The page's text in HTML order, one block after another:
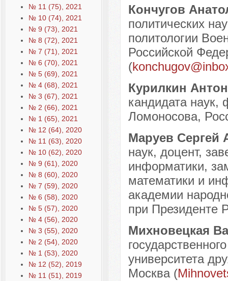
№ 11 (75), 2021
№ 10 (74), 2021
№ 9 (73), 2021
№ 8 (72), 2021
№ 7 (71), 2021
№ 6 (70), 2021
№ 5 (69), 2021
№ 4 (68), 2021
№ 3 (67), 2021
№ 2 (66), 2021
№ 1 (65), 2021
№ 12 (64), 2020
№ 11 (63), 2020
№ 10 (62), 2020
№ 9 (61), 2020
№ 8 (60), 2020
№ 7 (59), 2020
№ 6 (58), 2020
№ 5 (57), 2020
№ 4 (56), 2020
№ 3 (55), 2020
№ 2 (54), 2020
№ 1 (53), 2020
№ 12 (52), 2019
№ 11 (51), 2019
Кончугов
политических
политологии
Российской
(
Курилкин
кандидата наук,
Ломоносова,
Маруев Сергей
наук, доцент,
информатики,
математики и
академии
при Президенте
Михновецкая
университета
Москва (